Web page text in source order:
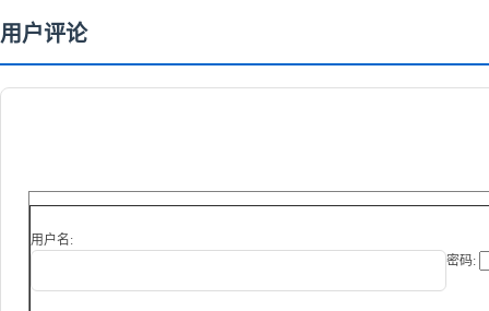
用户评论
用户名:
密码: